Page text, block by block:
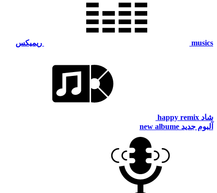
musics ریمیکس
شاد happy remix
آلبوم جدید new albume